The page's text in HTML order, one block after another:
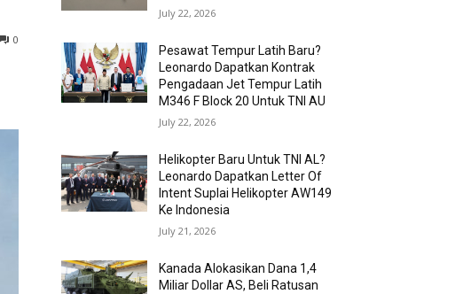
0
July 22, 2026
Pesawat Tempur Latih Baru?
Leonardo Dapatkan Kontrak
Pengadaan Jet Tempur Latih
M346 F Block 20 Untuk TNI AU
July 22, 2026
Helikopter Baru Untuk TNI AL?
Leonardo Dapatkan Letter Of
Intent Suplai Helikopter AW149
Ke Indonesia
July 21, 2026
Kanada Alokasikan Dana 1,4
Miliar Dollar AS, Beli Ratusan